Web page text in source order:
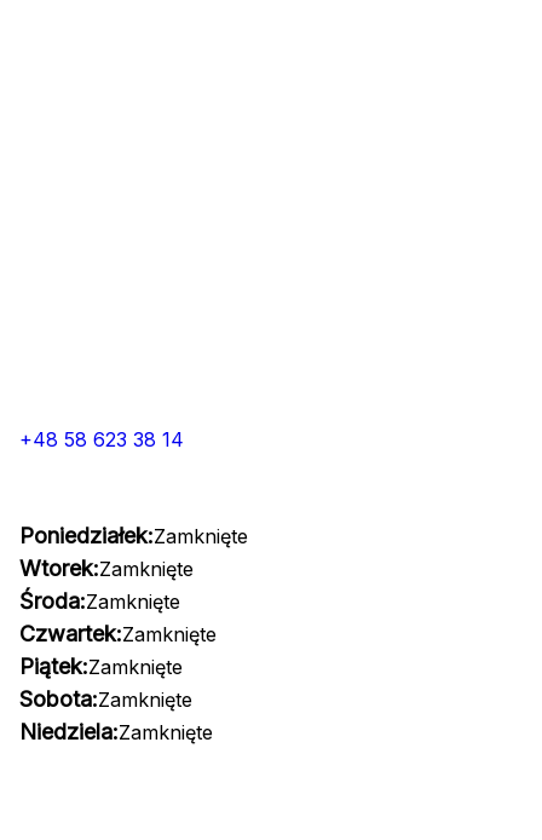
+48 58 623 38 14
Poniedziałek:Zamknięte
Wtorek:Zamknięte
Środa:Zamknięte
Czwartek:Zamknięte
Piątek:Zamknięte
Sobota:Zamknięte
Niedziela:Zamknięte